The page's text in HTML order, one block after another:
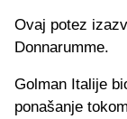
Ovaj potez
Donnarumme.
Golman Italije
ponašanje